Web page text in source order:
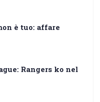
è tuo: affare
Rangers ko nel